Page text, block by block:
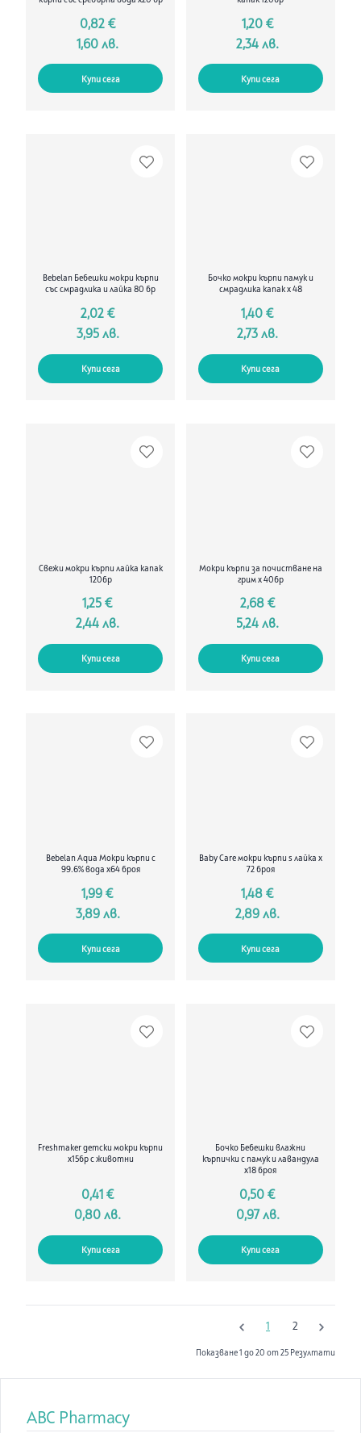
0,82 €
1,60 лв.
Купи сега
1,20 €
2,34 лв.
Купи сега
Bebelan Бебешки мокри кърпи
със смрадлика и лайка 80 бр
2,02 €
3,95 лв.
Купи сега
Бочко мокри кърпи памук и
смрадлика капак х 48
1,40 €
2,73 лв.
Купи сега
Свежи мокри кърпи лайка капак
120бр
1,25 €
2,44 лв.
Купи сега
Мокри кърпи за почистване на
грим х 40бр
2,68 €
5,24 лв.
Купи сега
Bebelan Aqua Мокри кърпи с
99.6% вода x64 броя
1,99 €
3,89 лв.
Купи сега
Baby Care мокри кърпи s лайка х
72 броя
1,48 €
2,89 лв.
Купи сега
Freshmaker детски мокри кърпи
x15бр с животни
0,41 €
0,80 лв.
Купи сега
Бочко Бебешки влажни
кърпички с памук и лавандула
х18 броя
0,50 €
0,97 лв.
Купи сега
1 2
Показване 1 до 20 от 25 Резултати
ABC Pharmacy